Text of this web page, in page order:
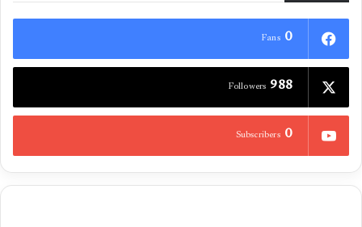
0
Fans
988
Followers
0
Subscribers